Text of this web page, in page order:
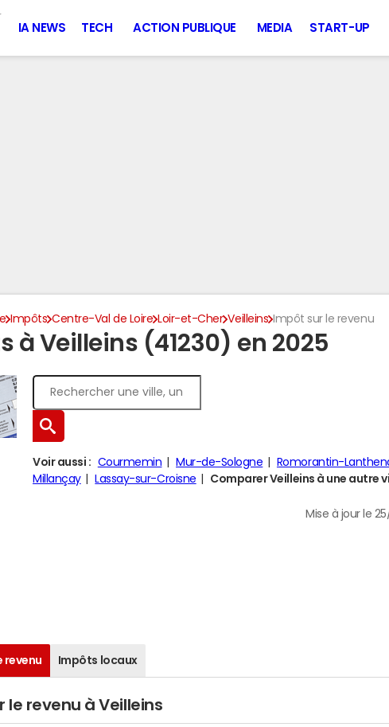
IA NEWS TECH ACTION PUBLIQUE MEDIA START-UP
Impôts Centre-Val de Loire Loir-et-Cher Veilleins Impôt sur le revenu
à Veilleins (41230) en 2025
Voir aussi : Courmemin Mur-de-Sologne
Romorantin-
Millançay
Lassay-sur-Croisne Comparer Veilleins à une autre
Mise à jour le
revenu Impôts locaux
le revenu à Veilleins